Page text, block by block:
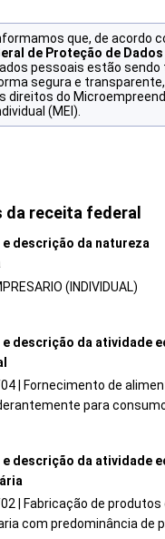
que, de acordo
de Proteção de Dados
pessoais estão sendo
segura e
direitos do
(MEI).
da receita federal
descrição da natureza
(INDIVIDUAL)
descrição da atividade
| Fornecimento de
para
descrição da atividade
| Fabricação de produtos
com predominância de